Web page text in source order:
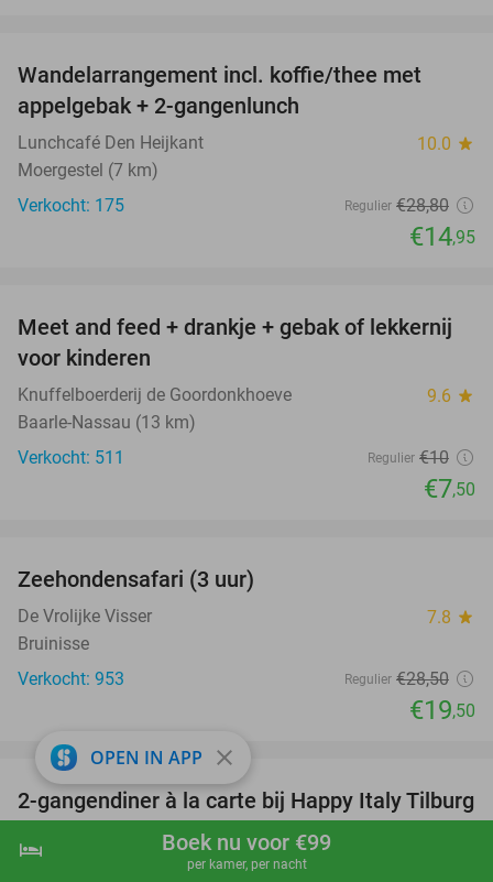
shopping_cart Boek nu
hotel Boek nu voor €99
per kamer, per nacht
Wandelarrangement incl. koffie/thee met
appelgebak + 2-gangenlunch
Lunchcafé Den Heijkant 10.0 star
Moergestel (7 km)
Verkocht: 175
Regulier €28,80
€14,95
25%
Meet and feed + drankje + gebak of lekkernij
voor kinderen
Knuffelboerderij de Goordonkhoeve 9.6 star
Baarle-Nassau (13 km)
Verkocht: 511
Regulier €10
€7,50
Zeehondensafari (3 uur)
De Vrolijke Visser 7.8 star
Bruinisse
Verkocht: 953
Regulier €28,50
€19,50
35%
2-gangendiner à la carte bij Happy Italy Tilburg
Happy Italy Tilburg
OPEN IN APP close